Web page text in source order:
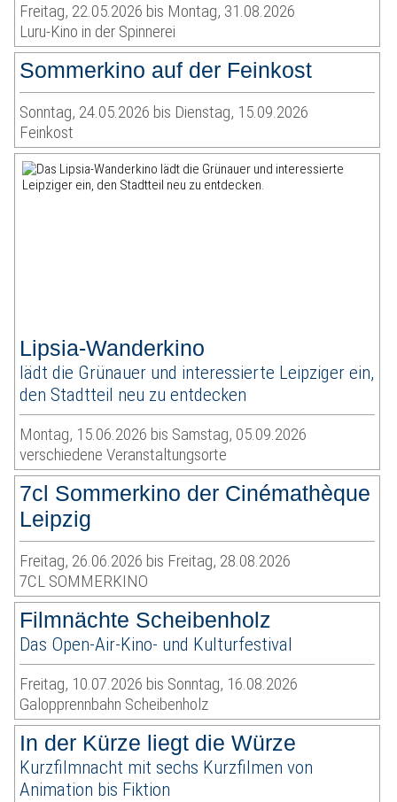
Freitag, 22.05.2026 bis Montag, 31.08.2026
Luru-Kino in der Spinnerei
Sommerkino auf der Feinkost
Sonntag, 24.05.2026 bis Dienstag, 15.09.2026
Feinkost
Lipsia-Wanderkino
lädt die Grünauer und interessierte Leipziger ein,
den Stadtteil neu zu entdecken
Montag, 15.06.2026 bis Samstag, 05.09.2026
verschiedene Veranstaltungsorte
7cl Sommerkino der Cinémathèque
Leipzig
Freitag, 26.06.2026 bis Freitag, 28.08.2026
7CL SOMMERKINO
Filmnächte Scheibenholz
Das Open-Air-Kino- und Kulturfestival
Freitag, 10.07.2026 bis Sonntag, 16.08.2026
Galopprennbahn Scheibenholz
In der Kürze liegt die Würze
Kurzfilmnacht mit sechs Kurzfilmen von
Animation bis Fiktion